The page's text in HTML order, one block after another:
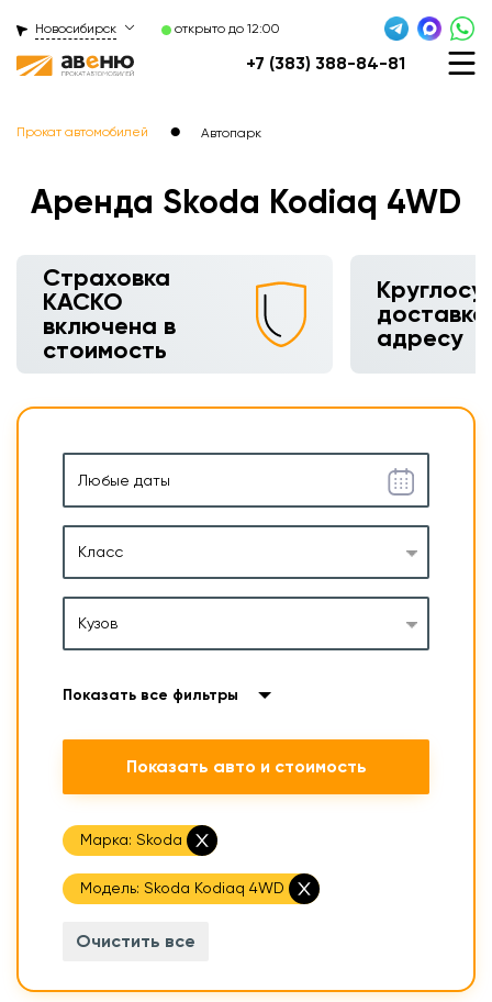
Новосибирск открыто до 12:00
+7 (383) 388-84-81
Прокат автомобилей ● Автопарк
Аренда Skoda Kodiaq 4WD
Круглосуточная
доставка по
адресу
Класс
Кузов
Показать все фильтры
Показать авто и стоимость
Марка: Skoda
Модель: Skoda Kodiaq 4WD
Очистить все